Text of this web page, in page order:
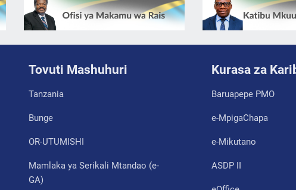
Tovuti Mashuhuri
Tanzania
Bunge
OR-UTUMISHI
Mamlaka ya Serikali Mtandao (e-
GA)
Kurasa za
Baruapepe PMO
e-MpigaChapa
e-Mikutano
ASDP II